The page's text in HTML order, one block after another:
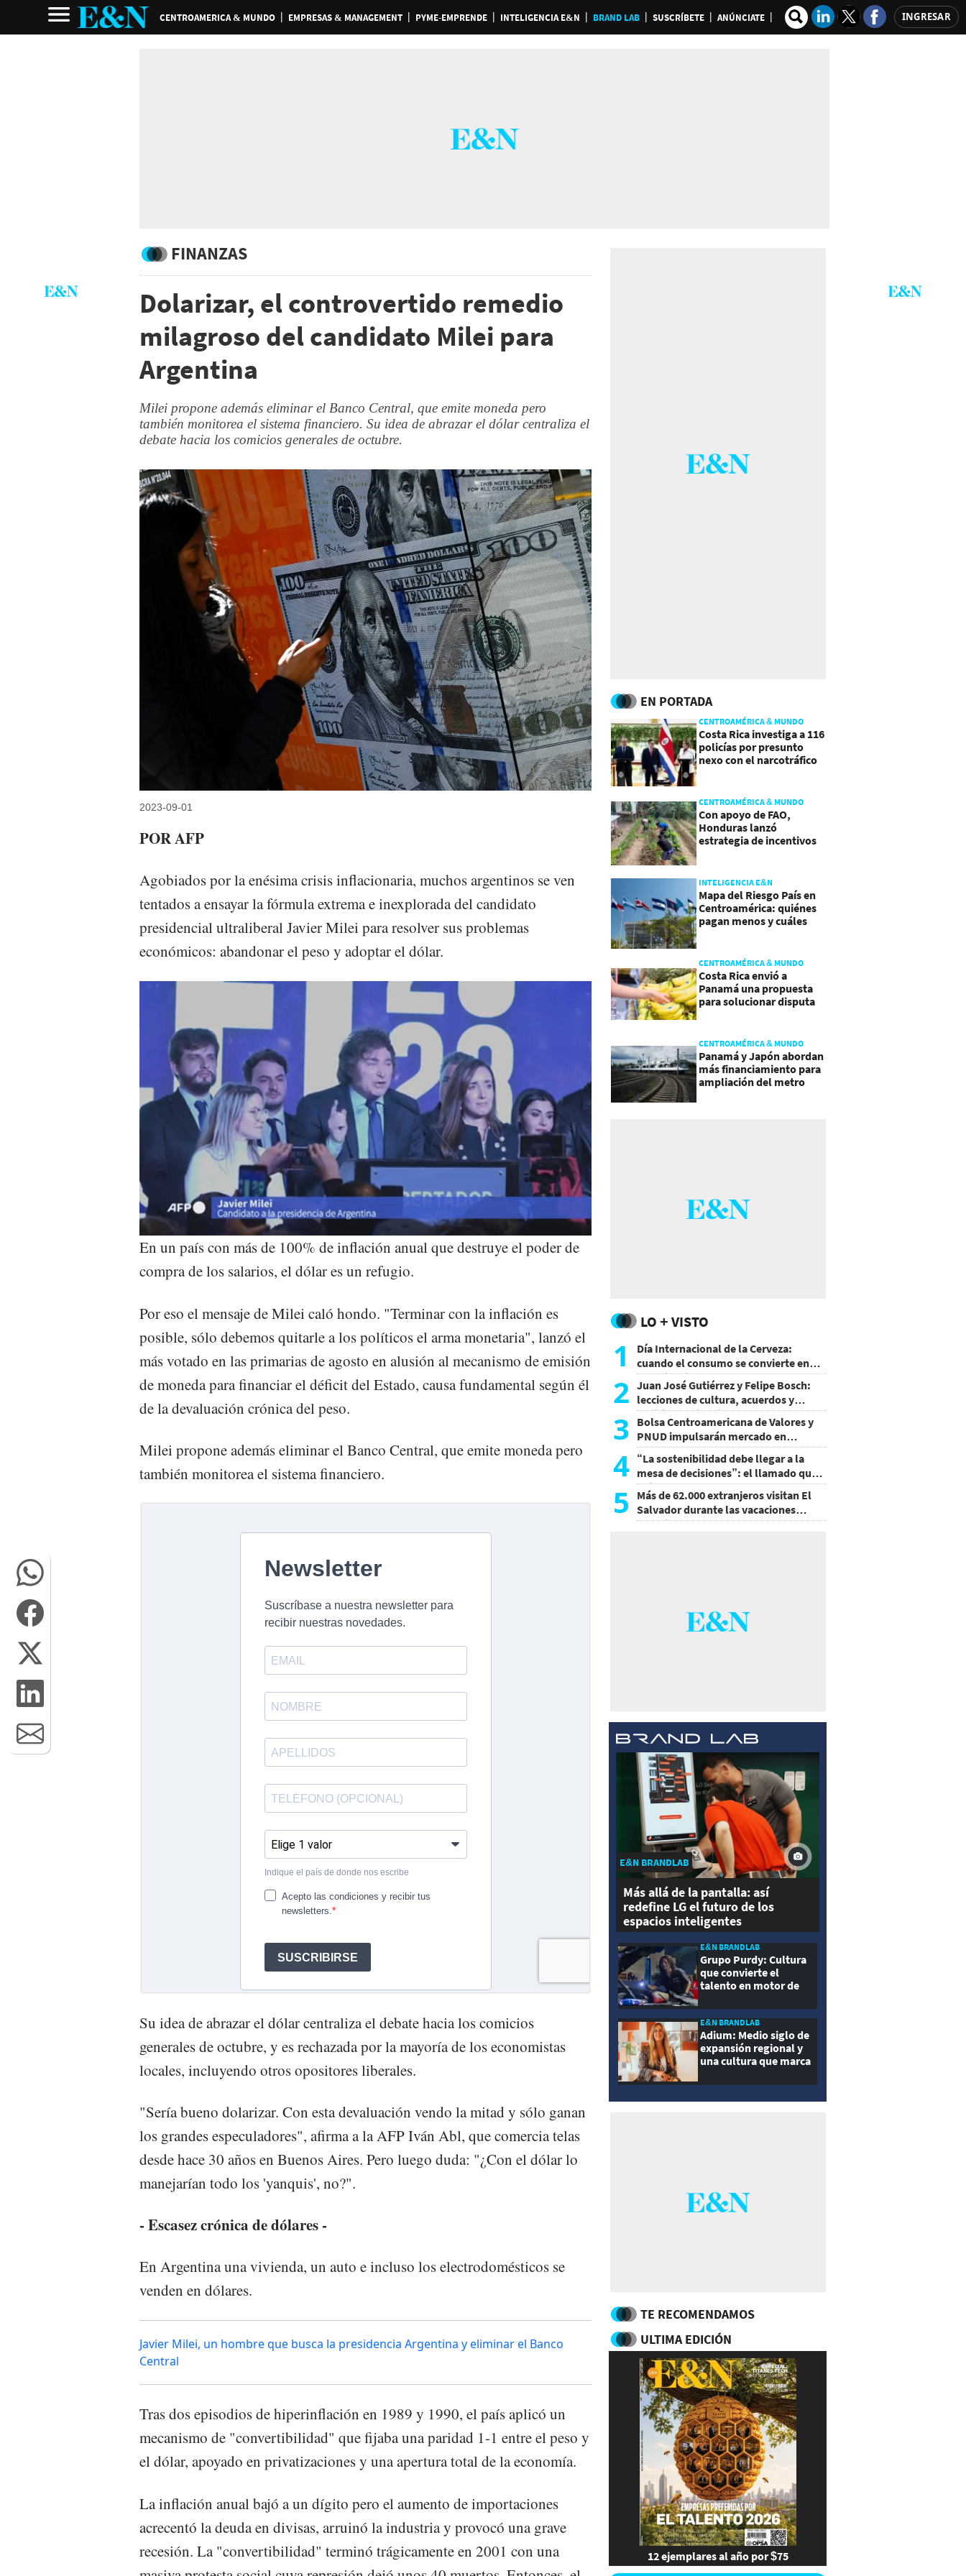
CENTROAMERICA & MUNDO EMPRESAS & MANAGEMENT PYME-EMPRENDE INTELIGENCIA E&N BRAND LAB SUSCRÍBETE ANÚNCIATE INGRESAR
FINANZAS
Dolarizar, el controvertido remedio
milagroso del candidato Milei para
Argentina
Milei propone además eliminar el Banco Central, que emite moneda pero
también monitorea el sistema financiero. Su idea de abrazar el dólar centraliza el
debate hacia los comicios generales de octubre.
2023-09-01
POR AFP
Agobiados por la enésima crisis inflacionaria, muchos argentinos se ven
tentados a ensayar la fórmula extrema e inexplorada del candidato
presidencial ultraliberal Javier Milei para resolver sus problemas
económicos: abandonar el peso y adoptar el dólar.
En un país con más de 100% de inflación anual que destruye el poder de
compra de los salarios, el dólar es un refugio.
Por eso el mensaje de Milei caló hondo. "Terminar con la inflación es
posible, sólo debemos quitarle a los políticos el arma monetaria", lanzó el
más votado en las primarias de agosto en alusión al mecanismo de emisión
de moneda para financiar el déficit del Estado, causa fundamental según él
de la devaluación crónica del peso.
Milei propone además eliminar el Banco Central, que emite moneda pero
también monitorea el sistema financiero.
Su idea de abrazar el dólar centraliza el debate hacia los comicios
generales de octubre, y es rechazada por la mayoría de los economistas
locales, incluyendo otros opositores liberales.
"Sería bueno dolarizar. Con esta devaluación vendo la mitad y sólo ganan
los grandes especuladores", afirma a la AFP Iván Abl, que comercia telas
desde hace 30 años en Buenos Aires. Pero luego duda: "¿Con el dólar lo
manejarían todo los 'yanquis', no?".
- Escasez crónica de dólares -
En Argentina una vivienda, un auto e incluso los electrodomésticos se
venden en dólares.
Javier Milei, un hombre que busca la presidencia Argentina y eliminar el Banco
Central
Tras dos episodios de hiperinflación en 1989 y 1990, el país aplicó un
mecanismo de "convertibilidad" que fijaba una paridad 1-1 entre el peso y
el dólar, apoyado en privatizaciones y una apertura total de la economía.
La inflación anual bajó a un dígito pero el aumento de importaciones
acrecentó la deuda en divisas, arruinó la industria y provocó una grave
recesión. La "convertibilidad" terminó trágicamente en 2001 con una
EN PORTADA
CENTROAMÉRICA & MUNDO
Costa Rica investiga a 116
policías por presunto
nexo con el narcotráfico
CENTROAMÉRICA & MUNDO
Con apoyo de FAO,
Honduras lanzó
estrategia de incentivos
INTELIGENCIA E&N
Mapa del Riesgo País en
Centroamérica: quiénes
pagan menos y cuáles
CENTROAMÉRICA & MUNDO
Costa Rica envió a
Panamá una propuesta
para solucionar disputa
CENTROAMÉRICA & MUNDO
Panamá y Japón abordan
más financiamiento para
ampliación del metro
LO + VISTO
1
Día Internacional de la Cerveza:
cuando el consumo se convierte en
experiencia
2 Juan José Gutiérrez y Felipe Bosch:
lecciones de cultura, acuerdos y
decisiones sin miedo
3 Bolsa Centroamericana de Valores y
PNUD impulsarán mercado en
Honduras
4 “La sostenibilidad debe llegar a la
mesa de decisiones”: el llamado que
deja CentraRSE
5
Más de 62.000 extranjeros visitan El
Salvador durante las vacaciones
agostinas
E&N BRANDLAB
Más allá de la pantalla: así
redefine LG el futuro de los
espacios inteligentes
E&N BRANDLAB
Grupo Purdy: Cultura
que convierte el
talento en motor de
E&N BRANDLAB
Adium: Medio siglo de
expansión regional y
una cultura que marca
TE RECOMENDAMOS
ULTIMA EDICIÓN
12 ejemplares al año por $75